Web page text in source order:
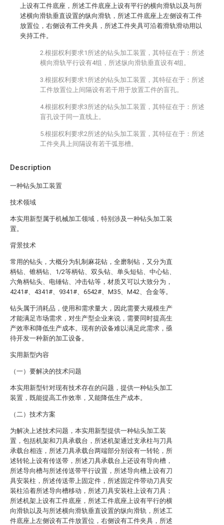
Description
一种钻头加工装置
技术领域
本实用新型属于机械加工领域，特别涉及一种钻头加工装
置。
背景技术
常用的钻头，大概分为轧制麻花钻，全磨制钻，又分为直
柄钻、锥柄钻、1/2等柄钻、双头钻、单头短钻、中心钻、
六角柄钻头、电锤钻、冲击钻等，材质又可以大致分为，
4241#、4341#、9341#、6542#、M35、M42、合金等。
钻头属于消耗品，使用和需求量大，因此需要大规模生产
才能满足市场需求，对生产型企业来说，需要同时提高生
产效率和降低生产成本。现有的设备难以满足此需求，亟
待开发一种新的加工设备。
实用新型内容
（一）要解决的技术问题
本实用新型针对现有技术存在的问题，提供一种钻头加工
装置，既能提高工作效率，又能降低生产成本。
（二）技术方案
为解决上述技术问题，本实用新型提供一种钻头加工装
置，包括机架和刀具承载台，所述机架通过支承柱与刀具
承载台相连，所述刀具承载台两端部分别设有一转轮，所
述转轮上设有传送带，所述刀具承载台上还设有导向槽，
所述导向槽与所述传送带平行设置，所述导向槽上设有刀
具安装柱，所述传送带上固定件，所述固定件带动刀具安
装柱沿着所述导向槽移动，所述刀具安装柱上设有刀具；
所述机架上设有工件底座，所述工件底座上设有平行的横
向滑轨以及与所述横向滑轨垂直设置的纵向滑轨，所述工
件底座上左侧设有工件放置位，右侧设有工件夹具，所述
上设有工件底座，所述工件底座上设有平行的横向滑轨以及与所
述横向滑轨垂直设置的纵向滑轨，所述工件底座上左侧设有工件
放置位，右侧设有工件夹具，所述工件夹具可沿着滑轨滑动用以
夹持工件。
2.根据权利要求1所述的钻头加工装置，其特征在于：所述
横向滑轨平行设有4组，所述纵向滑轨垂直设有4组。
3.根据权利要求1所述的钻头加工装置，其特征在于：所述
工件放置位上间隔设有若干用于放置工件的盲孔。
4.根据权利要求3所述的钻头加工装置，其特征在于：所述
盲孔设于同一直线上。
5.根据权利要求2所述的钻头加工装置，其特征在于：所述
工件夹具上间隔设有若干弧形槽。